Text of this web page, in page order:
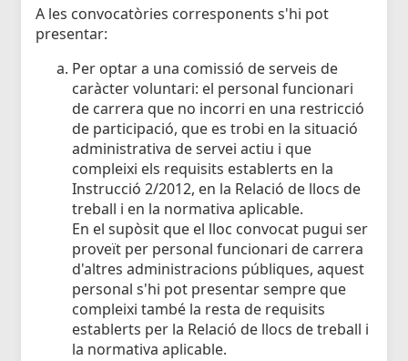
A les convocatòries corresponents s'hi pot
presentar:
Per optar a una comissió de serveis de
caràcter voluntari: el personal funcionari
de carrera que no incorri en una restricció
de participació, que es trobi en la situació
administrativa de servei actiu i que
compleixi els requisits establerts en la
Instrucció 2/2012, en la Relació de llocs de
treball i en la normativa aplicable.
En el supòsit que el lloc convocat pugui ser
proveït per personal funcionari de carrera
d'altres administracions públiques, aquest
personal s'hi pot presentar sempre que
compleixi també la resta de requisits
establerts per la Relació de llocs de treball i
la normativa aplicable.